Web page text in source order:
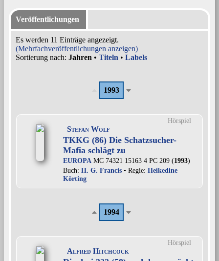
Veröffentlichungen
Es werden 11 Einträge angezeigt.
(Mehrfachveröffentlichungen anzeigen)
Sortierung nach: Jahren • Titeln • Labels
1993
Hörspiel
Stefan Wolf
TKKG (86) Die Schatzsucher-
Mafia schlägt zu
EUROPA MC 74321 15163 4 PC 209 (1993)
Buch: H. G. Francis • Regie: Heikedine
Körting
1994
Hörspiel
Alfred Hitchcock